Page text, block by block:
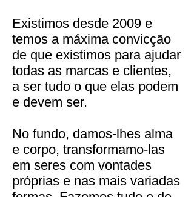
Existimos desde 2009 e
temos a máxima convicção
de que existimos para ajudar
todas as marcas e clientes,
a ser tudo o que elas podem
e devem ser.
No fundo, damos-lhes alma
e corpo, transformamo-las
em seres com vontades
próprias e nas mais variadas